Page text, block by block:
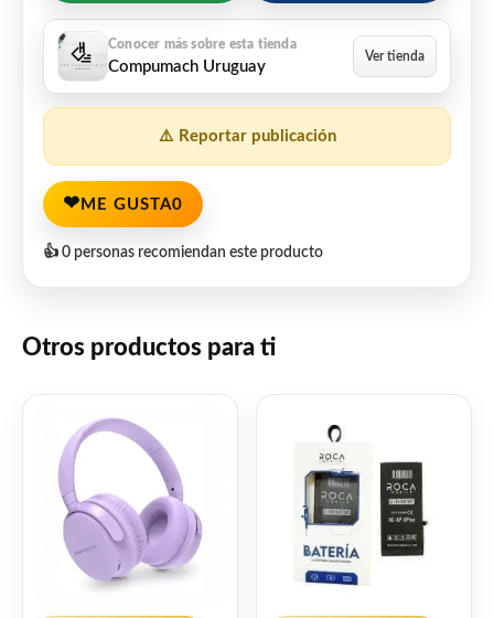
Compumach Uruguay
⚠️ Reportar publicación
❤ ME GUSTA0
👍 0 personas recomiendan este producto
Otros productos para ti